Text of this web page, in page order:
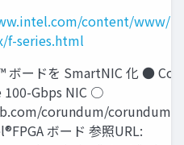
content/www/
f-series.html
ボードを SmartNIC 化 ●
100-Gbps NIC ○
corundum/corundum
ボード 参照URL: